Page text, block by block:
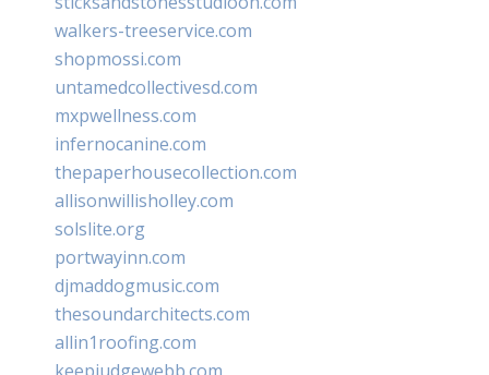
walkers-treeservice.com
shopmossi.com
untamedcollectivesd.com
mxpwellness.com
infernocanine.com
thepaperhousecollection.com
allisonwillisholley.com
solslite.org
portwayinn.com
djmaddogmusic.com
thesoundarchitects.com
allin1roofing.com